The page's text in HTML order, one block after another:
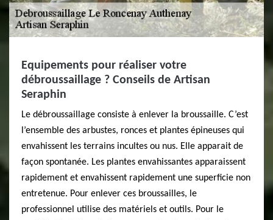
Equipements pour réaliser votre
débroussaillage ? Conseils de Artisan
Seraphin
Le débroussaillage consiste à enlever la broussaille. C’est
l’ensemble des arbustes, ronces et plantes épineuses qui
envahissent les terrains incultes ou nus. Elle apparait de
façon spontanée. Les plantes envahissantes apparaissent
rapidement et envahissent rapidement une superficie non
entretenue. Pour enlever ces broussailles, le
professionnel utilise des matériels et outils. Pour le